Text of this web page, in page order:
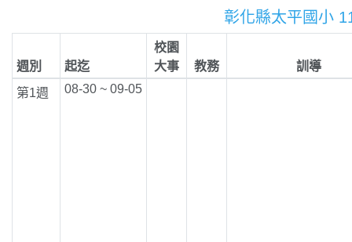
彰化縣太平國小
週別 起迄
校園
大事
教務
訓導
第1週
08-30 ~ 09-05